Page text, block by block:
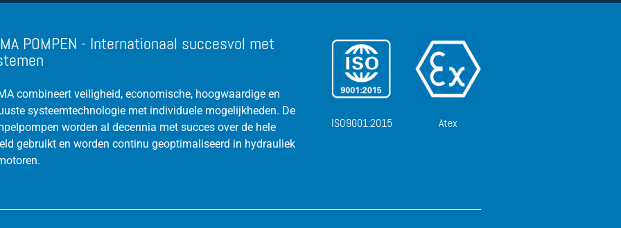
POMPEN - Internationaal succesvol met
combineert veiligheid, economische, hoogwaardige en
systeemtechnologie met individuele mogelijkheden. De
worden al decennia met succes over de hele
gebruikt en worden continu geoptimaliseerd in hydrauliek
ISO9001:2015 Atex